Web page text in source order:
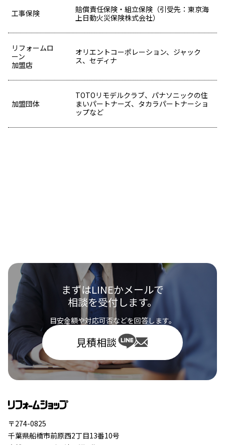
工事保険
賠償責任保険・組立保険（引受先：東京海
上日動火災保険株式会社）
リフォームロ
ーン
加盟店
オリエントコーポレーション、ジャック
ス、セディナ
加盟団体
TOTOリモデルクラブ、パナソニックの住
まいパートナーズ、タカラパートナーショ
ップなど
まずはLINEかメールで
相談を受付します。
目安金額や対応可否などを回答します。
見積相談
〒274-0825
千葉県船橋市前原西2丁目13番10号